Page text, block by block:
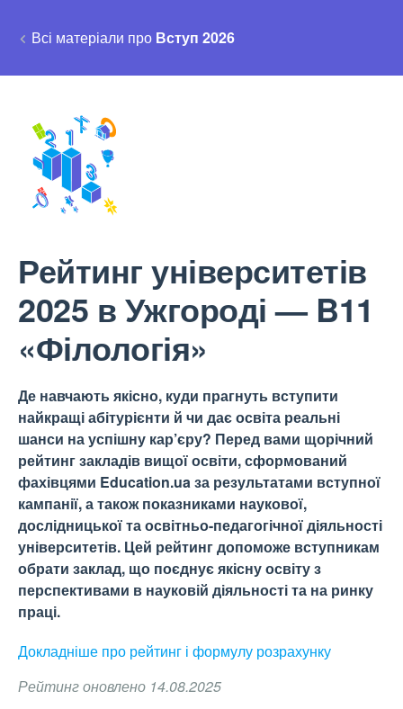
Всі матеріали про Вступ 2026
Рейтинг університетів
2025 в Ужгороді — B11
«Філологія»
Де навчають якісно, куди прагнуть вступити
найкращі абітурієнти й чи дає освіта реальні
шанси на успішну кар’єру? Перед вами щорічний
рейтинг закладів вищої освіти, сформований
фахівцями Education.ua за результатами вступної
кампанії, а також показниками наукової,
дослідницької та освітньо-педагогічної діяльності
університетів. Цей рейтинг допоможе вступникам
обрати заклад, що поєднує якісну освіту з
перспективами в науковій діяльності та на ринку
праці.
Докладніше про рейтинг і формулу розрахунку
Рейтинг оновлено 14.08.2025